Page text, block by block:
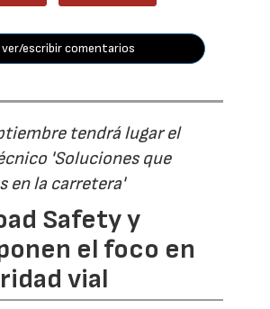
ver/escribir comentarios
tendrá lugar el
'Soluciones que
en la carretera'
Safety y
el foco en
vial